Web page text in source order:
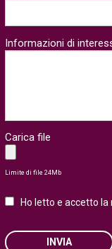
Informazioni di
Carica file
Limite di file 24Mb
Ho letto e accetto
INVIA